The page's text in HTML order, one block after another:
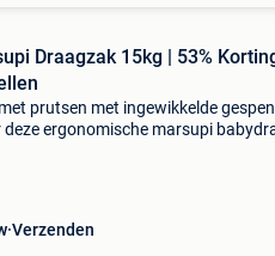
Draagzak 15kg | 53%
prutsen met ingewikkelde
deze ergonomische marsupi
Verzenden